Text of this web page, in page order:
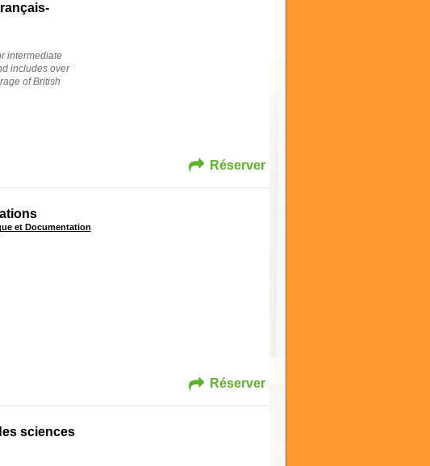
intermediate
includes over
of British
Réserver
et Documentation
Réserver
sciences